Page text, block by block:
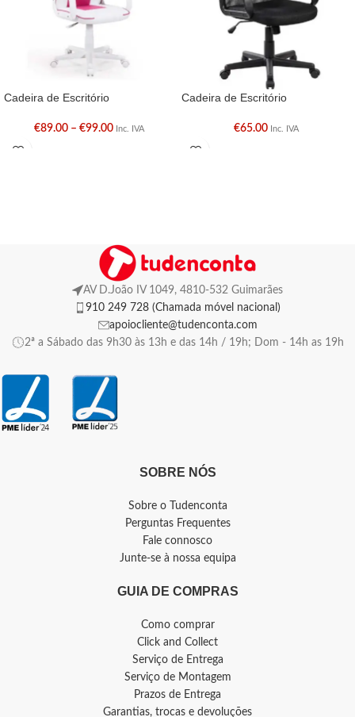
Cadeira de Escritório
€89.00 – €99.00 Inc. IVA
Cadeira de Escritório
€65.00 Inc. IVA
AV D.João IV 1049, 4810-532 Guimarães
910 249 728 (Chamada móvel nacional)
apoiocliente@tudenconta.com
2ª a Sábado das 9h30 às 13h e das 14h / 19h; Dom - 14h as 19h
SOBRE NÓS
Sobre o Tudenconta
Perguntas Frequentes
Fale connosco
Junte-se à nossa equipa
GUIA DE COMPRAS
Como comprar
Click and Collect
Serviço de Entrega
Serviço de Montagem
Prazos de Entrega
Garantias, trocas e devoluções